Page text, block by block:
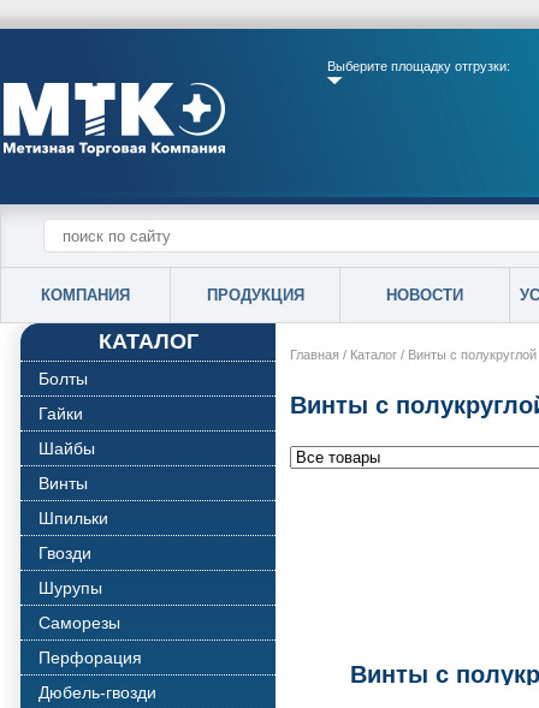
Выберите площадку отгрузки:
КОМПАНИЯ ПРОДУКЦИЯ НОВОСТИ
КАТАЛОГ
Болты
Гайки
Шайбы
Винты
Шпильки
Гвозди
Шурупы
Саморезы
Перфорация
Дюбель-гвозди
Главная / Каталог / Винты с
Винты с
Винты с